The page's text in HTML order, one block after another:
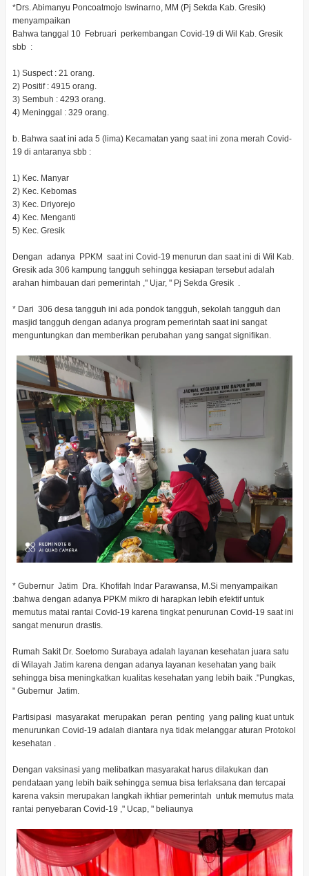
*Drs. Abimanyu Poncoatmojo Iswinarno, MM (Pj Sekda Kab. Gresik)
menyampaikan
Bahwa tanggal 10 Februari perkembangan Covid-19 di Wil Kab. Gresik
sbb :
1) Suspect : 21 orang.
2) Positif : 4915 orang.
3) Sembuh : 4293 orang.
4) Meninggal : 329 orang.
b. Bahwa saat ini ada 5 (lima) Kecamatan yang saat ini zona merah Covid-
19 di antaranya sbb :
1) Kec. Manyar
2) Kec. Kebomas
3) Kec. Driyorejo
4) Kec. Menganti
5) Kec. Gresik
Dengan adanya PPKM saat ini Covid-19 menurun dan saat ini di Wil Kab.
Gresik ada 306 kampung tangguh sehingga kesiapan tersebut adalah
arahan himbauan dari pemerintah ," Ujar, " Pj Sekda Gresik .
* Dari 306 desa tangguh ini ada pondok tangguh, sekolah tangguh dan
masjid tangguh dengan adanya program pemerintah saat ini sangat
menguntungkan dan memberikan perubahan yang sangat signifikan.
* Gubernur Jatim Dra. Khofifah Indar Parawansa, M.Si menyampaikan
:bahwa dengan adanya PPKM mikro di harapkan lebih efektif untuk
memutus matai rantai Covid-19 karena tingkat penurunan Covid-19 saat ini
sangat menurun drastis.
Rumah Sakit Dr. Soetomo Surabaya adalah layanan kesehatan juara satu
di Wilayah Jatim karena dengan adanya layanan kesehatan yang baik
sehingga bisa meningkatkan kualitas kesehatan yang lebih baik ."Pungkas,
" Gubernur Jatim.
Partisipasi masyarakat merupakan peran penting yang paling kuat untuk
menurunkan Covid-19 adalah diantara nya tidak melanggar aturan Protokol
kesehatan .
Dengan vaksinasi yang melibatkan masyarakat harus dilakukan dan
pendataan yang lebih baik sehingga semua bisa terlaksana dan tercapai
karena vaksin merupakan langkah ikhtiar pemerintah untuk memutus mata
rantai penyebaran Covid-19 ," Ucap, " beliaunya